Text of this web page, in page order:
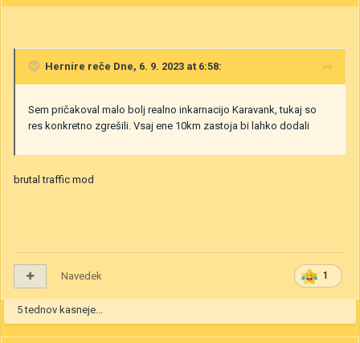
Hernire reče Dne, 6. 9. 2023 at 6:58:
Sem pričakoval malo bolj realno inkarnacijo Karavank, tukaj so
res konkretno zgrešili. Vsaj ene 10km zastoja bi lahko dodali
brutal traffic mod
1
Navedek
5 tednov kasneje...